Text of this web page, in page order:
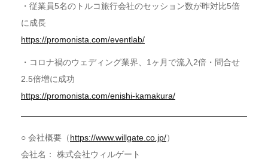
・従業員5名のトルコ旅行会社のセッション数が昨対比5倍
に成長
https://promonista.com/eventlab/
・コロナ禍のウェディング業界、1ヶ月で流入2倍・問合せ
2.5倍増に成功
https://promonista.com/enishi-kamakura/
○ 会社概要（https://www.willgate.co.jp/）
会社名： 株式会社ウィルゲート